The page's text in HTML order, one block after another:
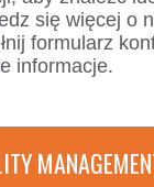
się więcej o
formularz
informacje.